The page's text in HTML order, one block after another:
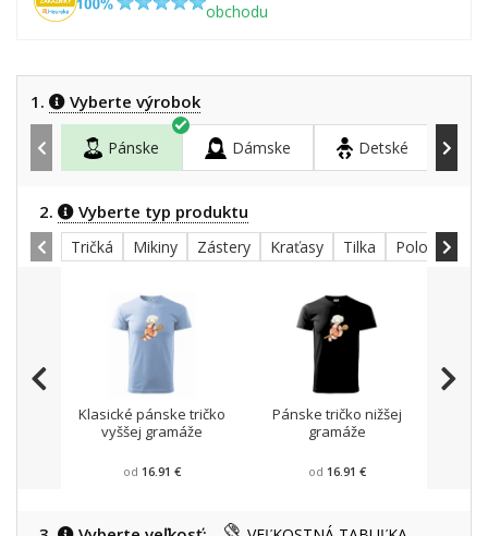
obchodu
1. Vyberte výrobok
Pánske Dámske Detské
2. Vyberte typ produktu
Tričká Mikiny Zástery Kraťasy Tilka Polokošele
Klasické pánske tričko
vyššej gramáže
od 16.91 €
Pánske tričko nižšej
gramáže
od 16.91 €